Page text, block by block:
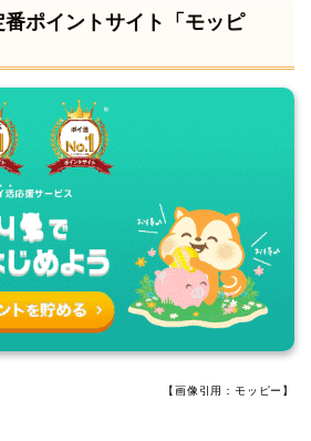
ポイントサイト「モッピ
【画像引用：モッピー】